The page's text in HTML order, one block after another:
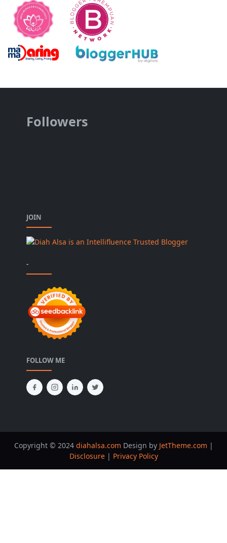
Followers
JOIN
-
FOLLOW ME
Copyright © 2024 diahalsa.com Design by JetTheme.com |
Disclosure| Privacy Policy